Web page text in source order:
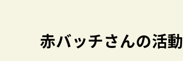
赤バッチさんの活動